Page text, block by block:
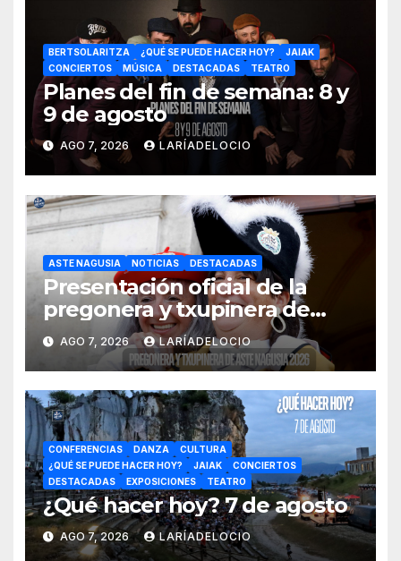
BERTSOLARITZA ¿QUÉ SE PUEDE HACER HOY?
JAIAK
CONCIERTOS
MÚSICA DESTACADAS TEATRO
Planes del fin de semana: 8 y
9 de agosto
AGO 7, 2026 LARÍADELOCIO
ASTE NAGUSIA NOTICIAS DESTACADAS
Presentación oficial de la
pregonera y txupinera de
Aste Nagusia 2026
AGO 7, 2026 LARÍADELOCIO
CONFERENCIAS DANZA
CULTURA
¿QUÉ SE PUEDE HACER HOY?
JAIAK
CONCIERTOS
DESTACADAS
EXPOSICIONES TEATRO
¿Qué hacer hoy? 7 de agosto
AGO 7, 2026 LARÍADELOCIO